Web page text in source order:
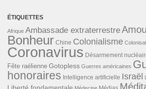
ÉTIQUETTES
Afrique Ambassade extraterrestre
Bonheur Chine Colonialisme
Coronavirus Désarmement
Fête raélienne Gotopless Guerres américaines
honoraires Intelligence artificielle Israël
Liberté fondamentale